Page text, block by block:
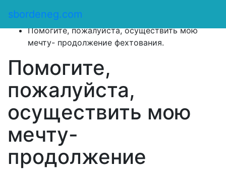
sbordeneg.com
Оказать помощь
Помогите, пожалуйста, осуществить мою
мечту- продолжение фехтования.
Помогите,
пожалуйста,
осуществить мою
мечту-
продолжение